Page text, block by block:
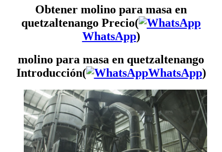
Obtener molino para masa en
quetzaltenango Precio(
WhatsApp)
molino para masa en quetzaltenango
Introducción(
WhatsApp)